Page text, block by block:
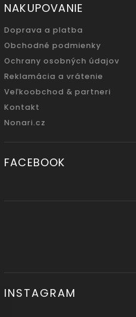
NAKUPOVANIE
Doprava a platba
Obchodné podmienky
Ochrany osobných údajov
Reklamácia a vrátenie
Veľkoobchod & partneri
Kontakt
Nonari.cz
FACEBOOK
INSTAGRAM